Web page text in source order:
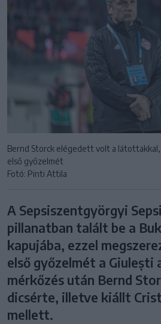
Bernd Storck elégedett volt a
első győzelmét
Fotó: Pinti Attila
A Sepsiszentgyörgyi
pillanatban talált be a
kapujába, ezzel
első győzelmét a Giulești
mérkőzés után Bernd
dicsérte, illetve kiállt
mellett.